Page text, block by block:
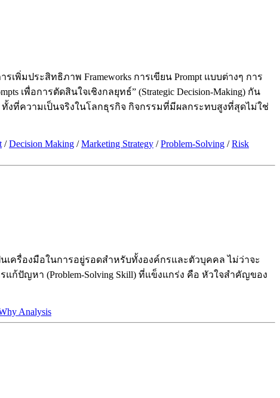
เพิ่มประสิทธิภาพ Frameworks การเขียน Prompt แบบต่างๆ การ
เพื่อการตัดสินใจเชิงกลยุทธ์” (Strategic Decision-Making) กัน
ที่ความเป็นจริงในโลกธุรกิจ กิจกรรมที่มีผลกระทบสูงที่สุดไม่ใช่
/Decision Making /Marketing Strategy /Problem-Solving /Risk
เครื่องมือในการอยู่รอดสำหรับทั้งองค์กรและตัวบุคคล ไม่ว่าจะ
ญหา (Problem-Solving Skill) ที่แข็งแกร่ง คือ หัวใจสำคัญของ
Analysis